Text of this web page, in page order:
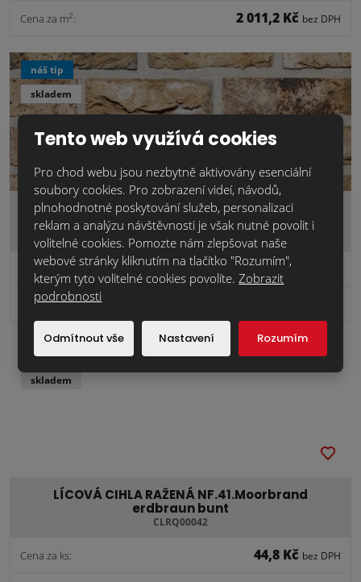
Cena za m2: 2 011,2 Kč bez DPH
LÍCOVÁ CIHLA RAŽENÁ WDF.HV.Barnsteen
CLEN00007
Cena za ks: 38,9 Kč
Cena za m2:
náš tip
skladem
LÍCOVÁ CIHLA RAŽENÁ NF.41.Moorbrand
erdbraun bunt
CLRQ00042
Cena za ks: 44,8 Kč bez DPH
náš tip
skladem
Tento web využívá cookies
Pro chod webu jsou nezbytně aktivovány esenciální
soubory cookies. Pro zobrazení videí, návodů,
plnohodnotné poskytování služeb, personalizaci
reklam a analýzu návštěvnosti je však nutné povolit i
volitelné cookies. Pomozte nám zlepšovat naše
webové stránky kliknutím na tlačítko "Rozumím",
kterým tyto volitelné cookies povolíte.Zobrazit
podrobnosti
Odmítnout vše Nastavení Rozumím